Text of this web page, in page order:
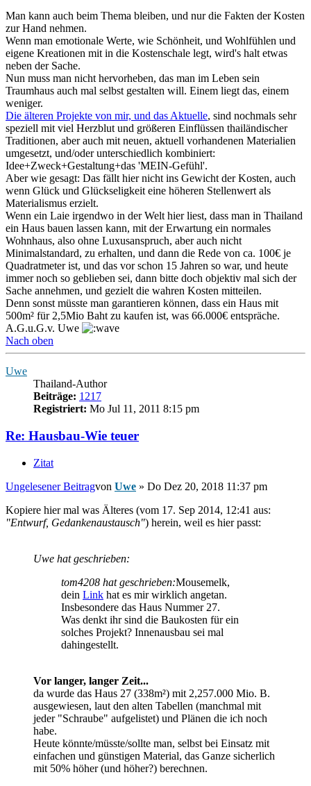
Man kann auch beim Thema bleiben, und nur die Fakten der Kosten
zur Hand nehmen.
Wenn man emotionale Werte, wie Schönheit, und Wohlfühlen und
eigene Kreationen mit in die Kostenschale legt, wird's halt etwas
neben der Sache.
Nun muss man nicht hervorheben, das man im Leben sein
Traumhaus auch mal selbst gestalten will. Einem liegt das, einem
weniger.
Die älteren Projekte von mir, und das Aktuelle, sind nochmals sehr
speziell mit viel Herzblut und größeren Einflüssen thailändischer
Traditionen, aber auch mit neuen, aktuell vorhandenen Materialien
umgesetzt, und/oder unterschiedlich kombiniert:
Idee+Zweck+Gestaltung+das 'MEIN-Gefühl'.
Aber wie gesagt: Das fällt hier nicht ins Gewicht der Kosten, auch
wenn Glück und Glückseligkeit eine höheren Stellenwert als
Materialismus erzielt.
Wenn ein Laie irgendwo in der Welt hier liest, dass man in Thailand
ein Haus bauen lassen kann, mit der Erwartung ein normales
Wohnhaus, also ohne Luxusanspruch, aber auch nicht
Minimalstandard, zu erhalten, und dann die Rede von ca. 100€ je
Quadratmeter ist, und das vor schon 15 Jahren so war, und heute
immer noch so geblieben sei, dann bitte doch objektiv mal sich der
Sache annehmen, und gezielt die wahren Kosten mitteilen.
Denn sonst müsste man garantieren können, dass ein Haus mit
500m² für 2,5Mio Baht zu kaufen ist, was 66.000€ entspräche.
A.G.u.G.v. Uwe
Nach oben
Uwe
Thailand-Author
Beiträge: 1217
Registriert: Mo Jul 11, 2011 8:15 pm
Re: Hausbau-Wie teuer
Zitat
Ungelesener Beitragvon Uwe » Do Dez 20, 2018 11:37 pm
Kopiere hier mal was Älteres (vom 17. Sep 2014, 12:41 aus:
"Entwurf, Gedankenaustausch") herein, weil es hier passt:
Uwe hat geschrieben:
tom4208 hat geschrieben:Mousemelk,
dein Link hat es mir wirklich angetan.
Insbesondere das Haus Nummer 27.
Was denkt ihr sind die Baukosten für ein
solches Projekt? Innenausbau sei mal
dahingestellt.
Vor langer, langer Zeit...
da wurde das Haus 27 (338m²) mit 2,257.000 Mio. B.
ausgewiesen, laut den alten Tabellen (manchmal mit
jeder "Schraube" aufgelistet) und Plänen die ich noch
habe.
Heute könnte/müsste/sollte man, selbst bei Einsatz mit
einfachen und günstigen Material, das Ganze sicherlich
mit 50% höher (und höher?) berechnen.